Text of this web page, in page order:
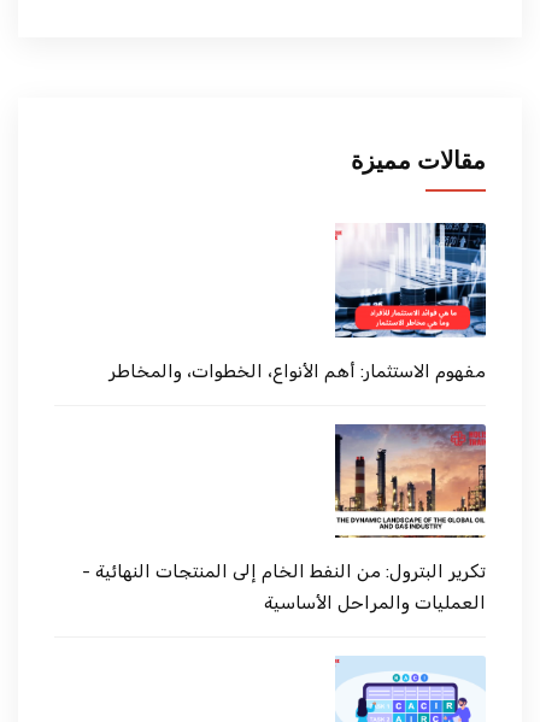
مقالات مميزة
مفهوم الاستثمار: أهم الأنواع، الخطوات، والمخاطر
تكرير البترول: من النفط الخام إلى المنتجات النهائية -
العمليات والمراحل الأساسية